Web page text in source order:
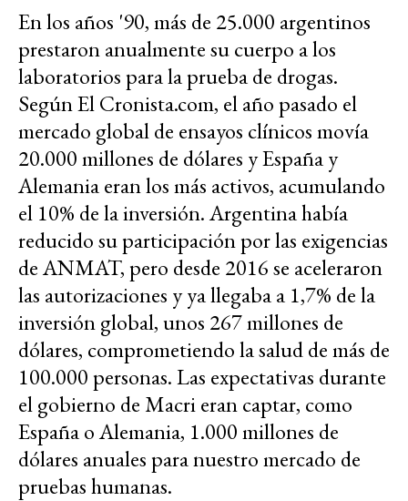
En los años '90, más de 25.000 argentinos
prestaron anualmente su cuerpo a los
laboratorios para la prueba de drogas.
Según El Cronista.com, el año pasado el
mercado global de ensayos clínicos movía
20.000 millones de dólares y España y
Alemania eran los más activos, acumulando
el 10% de la inversión. Argentina había
reducido su participación por las exigencias
de ANMAT, pero desde 2016 se aceleraron
las autorizaciones y ya llegaba a 1,7% de la
inversión global, unos 267 millones de
dólares, comprometiendo la salud de más de
100.000 personas. Las expectativas durante
el gobierno de Macri eran captar, como
España o Alemania, 1.000 millones de
dólares anuales para nuestro mercado de
pruebas humanas.